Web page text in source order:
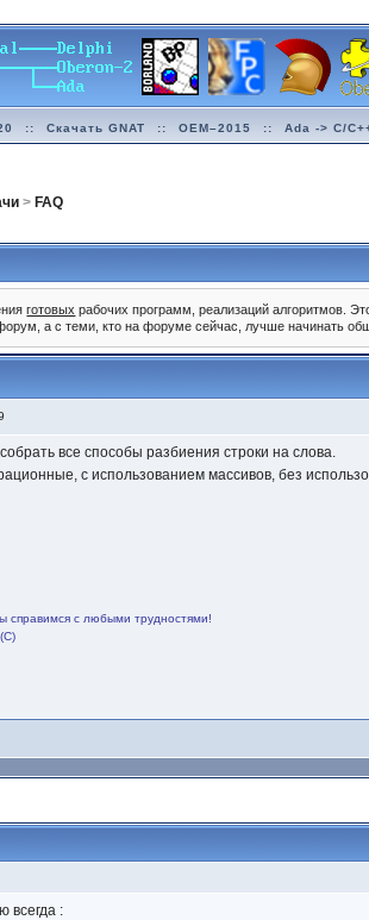
:: Скачать GNAT :: OEM–2015 :: Ada -> C/
> FAQ
готовых рабочих программ, реализаций алгоритмов.
а с теми, кто на форуме сейчас, лучше начинать
все способы разбиения строки на слова.
с использованием массивов, без
справимся с любыми трудностями!
всегда :